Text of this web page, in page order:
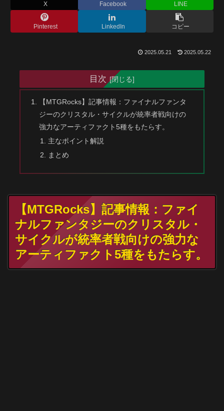
X Facebook LINE
Pinterest LinkedIn コピー
2025.05.21 2025.05.22
目次
【MTGRocks】記事情報：ファイナルファンタ
ジーのクリスタル・サイクルが統率者戦向けの
強力なアーティファクト5種をもたらす。
主なポイント解説
まとめ
【MTGRocks】記事情報：ファイ
ナルファンタジーのクリスタル・
サイクルが統率者戦向けの強力な
アーティファクト5種をもたらす。